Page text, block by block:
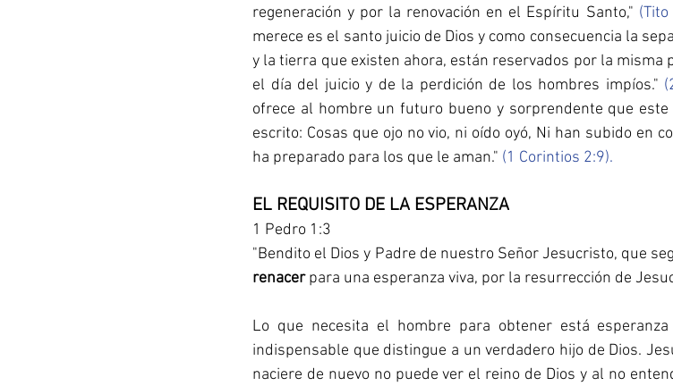
regeneración y por la renovación en el Espíritu Santo,"
merece es el santo juicio de Dios y como consecuencia la
y la tierra que existen ahora, están reservados por la misma
el día del juicio y de la perdición de los hombres impíos."
ofrece al hombre un futuro bueno y sorprendente que este
escrito: Cosas que ojo no vio, ni oído oyó, Ni han subido en
ha preparado para los que le aman." (1 Corintios 2:9).
EL REQUISITO DE LA ESPERANZA
1 Pedro 1:3
"Bendito el Dios y Padre de nuestro Señor Jesucristo, que
renacer para una esperanza viva, por la resurrección de
Lo que necesita el hombre para obtener está
indispensable que distingue a un verdadero hijo de Dios.
naciere de nuevo no puede ver el reino de Dios y al no